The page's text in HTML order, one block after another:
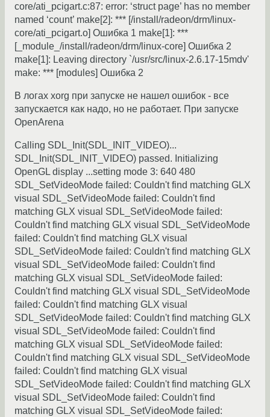
core/ati_pcigart.c:87: error: ‘struct page’ has no member
named ‘count’ make[2]: *** [/install/radeon/drm/linux-
core/ati_pcigart.o] Ошибка 1 make[1]: ***
[_module_/install/radeon/drm/linux-core] Ошибка 2
make[1]: Leaving directory `/usr/src/linux-2.6.17-15mdv'
make: *** [modules] Ошибка 2
В логах xorg при запуске не нашел ошибок - все
запускается как надо, но не работает. При запуске
OpenArena
Calling SDL_Init(SDL_INIT_VIDEO)...
SDL_Init(SDL_INIT_VIDEO) passed. Initializing
OpenGL display ...setting mode 3: 640 480
SDL_SetVideoMode failed: Couldn't find matching GLX
visual SDL_SetVideoMode failed: Couldn't find
matching GLX visual SDL_SetVideoMode failed:
Couldn't find matching GLX visual SDL_SetVideoMode
failed: Couldn't find matching GLX visual
SDL_SetVideoMode failed: Couldn't find matching GLX
visual SDL_SetVideoMode failed: Couldn't find
matching GLX visual SDL_SetVideoMode failed:
Couldn't find matching GLX visual SDL_SetVideoMode
failed: Couldn't find matching GLX visual
SDL_SetVideoMode failed: Couldn't find matching GLX
visual SDL_SetVideoMode failed: Couldn't find
matching GLX visual SDL_SetVideoMode failed:
Couldn't find matching GLX visual SDL_SetVideoMode
failed: Couldn't find matching GLX visual
SDL_SetVideoMode failed: Couldn't find matching GLX
visual SDL_SetVideoMode failed: Couldn't find
matching GLX visual SDL_SetVideoMode failed: